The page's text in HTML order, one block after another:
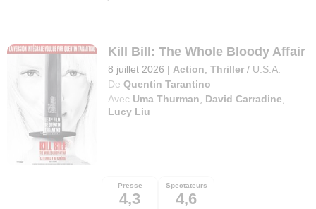
Kill Bill: The Whole Bloody Affair
8 juillet 2026 | Action ,Thriller / U.S.A.
De Quentin Tarantino
Avec Uma Thurman David Carradine
Lucy Liu
Presse
4,3
Spectateurs
4,6